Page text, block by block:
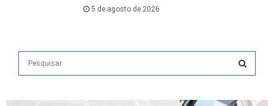
5 de agosto de 2026